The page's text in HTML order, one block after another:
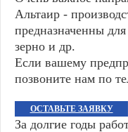
Альтаир -
предназначенны
зерно и др.
Если вашему
позвоните нам по
ОСТАВЬТЕ ЗАЯВКУ
За долгие годы